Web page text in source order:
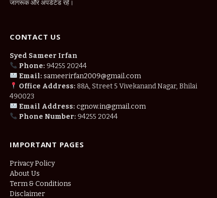
जागरूक और अपडेटेड रहें।
CONTACT US
Syed Sameer Irfan
Phone: 94255 20244
Email: sameerirfan2009@gmail.com
Office Address: 88A, Street 5 Vivekanand Nagar, Bhilai
490023
Email Address: cgnow.in@gmail.com
Phone Number: 94255 20244
IMPORTANT PAGES
Privacy Policy
About Us
Term & Conditions
Disclaimer